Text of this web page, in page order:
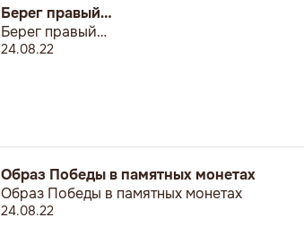
Берег правый…
Берег правый…
24.08.22
Образ Победы в памятных монетах
Образ Победы в памятных монетах
24.08.22